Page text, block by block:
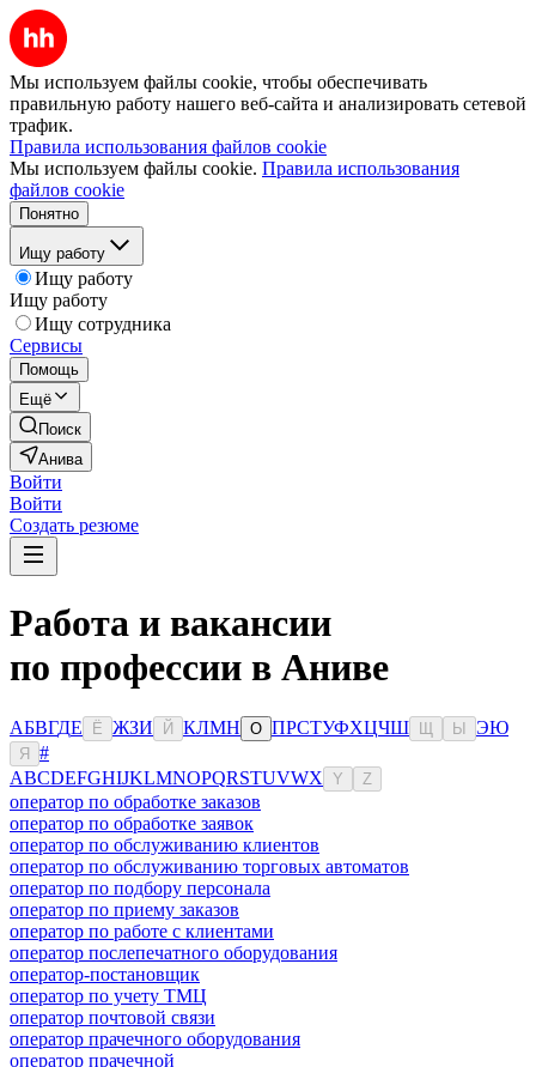
Мы используем файлы cookie, чтобы обеспечивать
правильную работу нашего веб-сайта и анализировать сетевой
трафик.
Правила использования файлов cookie
Мы используем файлы cookie. Правила использования
файлов cookie
Понятно
Ищу работу
Ищу работу
Ищу работу
Ищу сотрудника
Сервисы
Помощь
Ещё
Поиск
Анива
Войти
Войти
Создать резюме
Работа и вакансии
по профессии в Аниве
АБВГДЕ Ё ЖЗИ Й КЛМН О ПРСТУФХЦЧШ Ы ЭЮ
Я
#
ABCDEFGHIJKLMNOPQRSTUVWX Y Z
оператор по обработке заказов
оператор по обработке заявок
оператор по обслуживанию клиентов
оператор по обслуживанию торговых автоматов
оператор по подбору персонала
оператор по приему заказов
оператор по работе с клиентами
оператор послепечатного оборудования
оператор-постановщик
оператор по учету ТМЦ
оператор почтовой связи
оператор прачечного оборудования
оператор прачечной